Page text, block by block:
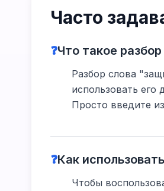
Часто
❓Что такое
Разбор слова
использовать
Просто введите
❓Как
Чтобы